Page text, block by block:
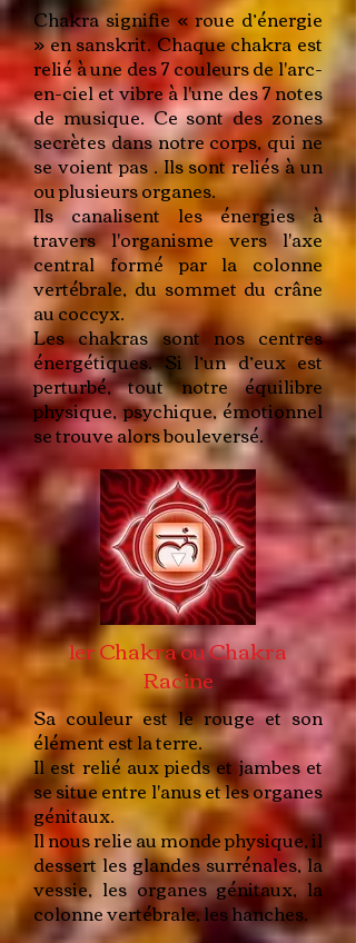
Chakra signifie « roue d’énergie
» en sanskrit. Chaque chakra est
relié à une des 7 couleurs de l'arc-
en-ciel et vibre à l'une des 7 notes
de musique. Ce sont des zones
secrètes dans notre corps, qui ne
se voient pas . Ils sont reliés à un
ou plusieurs organes.
Ils canalisent les énergies à
travers l'organisme vers l'axe
central formé par la colonne
vertébrale, du sommet du crâne
au coccyx.
Les chakras sont nos centres
énergétiques. Si l’un d’eux est
perturbé, tout notre équilibre
physique, psychique, émotionnel
se trouve alors bouleversé.
1er Chakra ou Chakra
Racine
Sa couleur est le rouge et son
élément est la terre.
Il est relié aux pieds et jambes et
se situe entre l'anus et les organes
génitaux.
Il nous relie au monde physique, il
dessert les glandes surrénales, la
vessie, les organes génitaux, la
colonne vertébrale, les hanches.